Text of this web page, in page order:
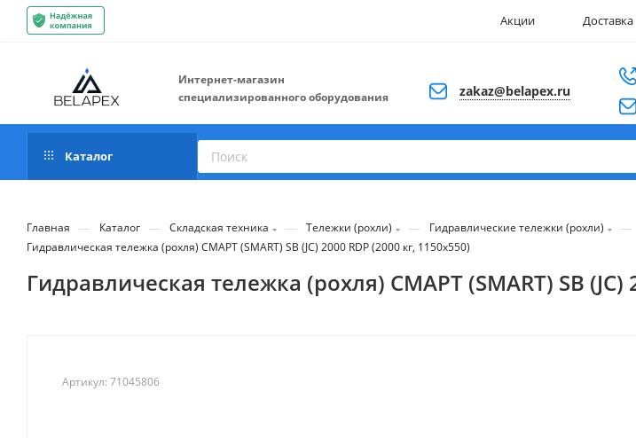
Акции Доставка
Интернет-магазин
специализированного оборудования
zakaz@belapex.ru
Каталог
Главная — Каталог — Складская техника — Тележки (рохли) — Гидравлические тележки (рохли) —
Гидравлическая тележка (роxля) СМАРТ (SMART) SB (JC) 2000 RDP (2000 кг, 1150x550)
Гидравлическая тележка (роxля) СМАРТ (SMART) SB (JC)
Артикул: 71045806